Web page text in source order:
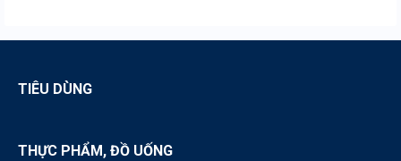
Nguồn hàng sỉ máy bơm
TIÊU DÙNG
THỰC PHẨM, ĐỒ UỐNG